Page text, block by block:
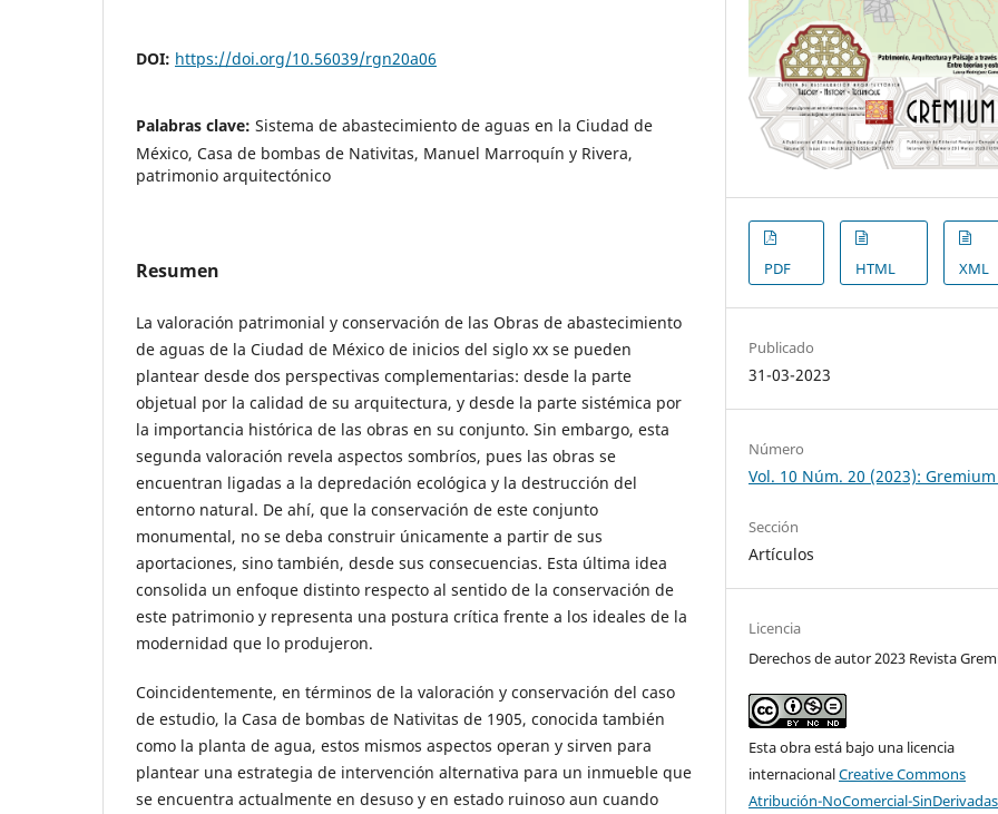
DOI: https://doi.org/10.56039/rgn20a06
Palabras clave: Sistema de abastecimiento de aguas en la Ciudad de
México, Casa de bombas de Nativitas, Manuel Marroquín y Rivera,
patrimonio arquitectónico
Resumen
La valoración patrimonial y conservación de las Obras de abastecimiento
de aguas de la Ciudad de México de inicios del siglo xx se pueden
plantear desde dos perspectivas complementarias: desde la parte
objetual por la calidad de su arquitectura, y desde la parte sistémica por
la importancia histórica de las obras en su conjunto. Sin embargo, esta
segunda valoración revela aspectos sombríos, pues las obras se
encuentran ligadas a la depredación ecológica y la destrucción del
entorno natural. De ahí, que la conservación de este conjunto
monumental, no se deba construir únicamente a partir de sus
aportaciones, sino también, desde sus consecuencias. Esta última idea
consolida un enfoque distinto respecto al sentido de la conservación de
este patrimonio y representa una postura crítica frente a los ideales de la
modernidad que lo produjeron.
Coincidentemente, en términos de la valoración y conservación del caso
de estudio, la Casa de bombas de Nativitas de 1905, conocida también
como la planta de agua, estos mismos aspectos operan y sirven para
plantear una estrategia de intervención alternativa para un inmueble que
se encuentra actualmente en desuso y en estado ruinoso aun cuando
PDF HTML XML
Publicado
31-03-2023
Número
Vol. 10 Núm. 20 (2023): Gremium
Sección
Artículos
Licencia
Derechos de autor 2023 Revista
Esta obra está bajo una licencia
internacionalCreative Commons
Atribución-NoComercial-